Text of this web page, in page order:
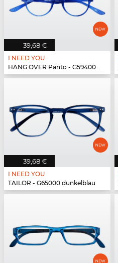
39,68 €
I NEED YOU
HANG OVER Panto - G59400 blau
39,68 €
I NEED YOU
TAILOR - G65000 dunkelblau